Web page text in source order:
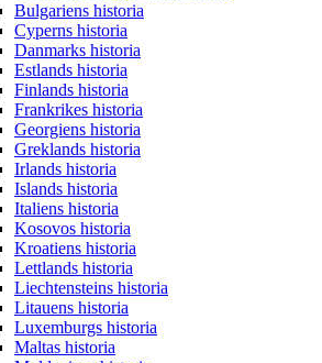
Bulgariens historia
Cyperns historia
Danmarks historia
Estlands historia
Finlands historia
Frankrikes historia
Georgiens historia
Greklands historia
Irlands historia
Islands historia
Italiens historia
Kosovos historia
Kroatiens historia
Lettlands historia
Liechtensteins historia
Litauens historia
Luxemburgs historia
Maltas historia